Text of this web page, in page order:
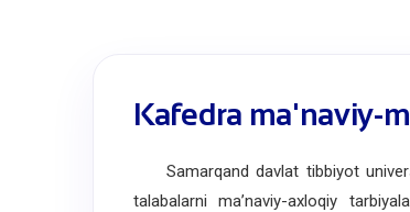
Kafedra ma'naviy-
Samarqand davlat tibbiyot
talabalarni ma’naviy-axloqiy